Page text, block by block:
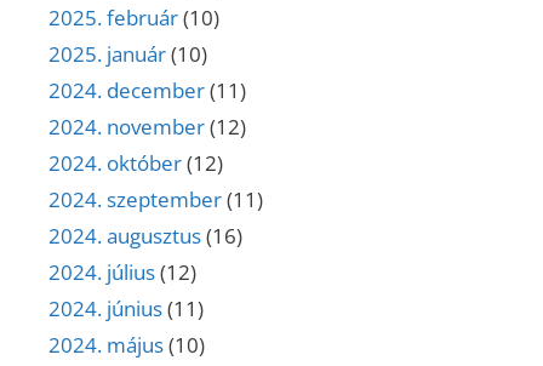
2025. február(10)
2025. január(10)
2024. december(11)
2024. november(12)
2024. október(12)
2024. szeptember(11)
2024. augusztus(16)
2024. július(12)
2024. június(11)
2024. május(10)